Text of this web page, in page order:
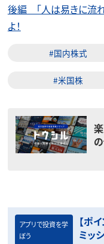
後編 「人は易きに流
よ！
#国内株式
#米国株
アプリで投資を学
ぼう
【ポ
ミッ